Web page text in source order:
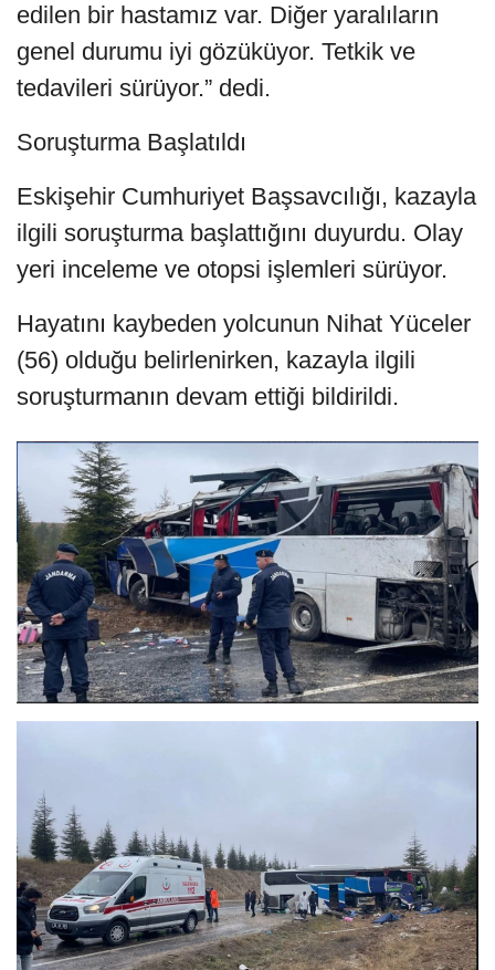
edilen bir hastamız var. Diğer yaralıların
genel durumu iyi gözüküyor. Tetkik ve
tedavileri sürüyor.” dedi.
Soruşturma Başlatıldı
Eskişehir Cumhuriyet Başsavcılığı, kazayla
ilgili soruşturma başlattığını duyurdu. Olay
yeri inceleme ve otopsi işlemleri sürüyor.
Hayatını kaybeden yolcunun Nihat Yüceler
(56) olduğu belirlenirken, kazayla ilgili
soruşturmanın devam ettiği bildirildi.